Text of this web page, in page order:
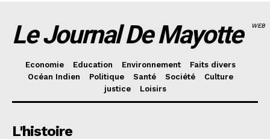
Le Journal De Mayotte WEB
Economie Education Environnement
Faits divers
Océan Indien
Politique Santé Société
Culture
justice
Loisirs
L'histoire